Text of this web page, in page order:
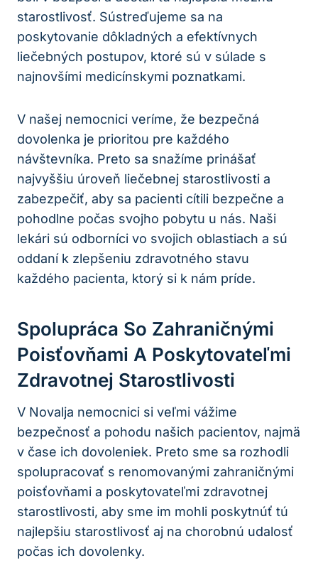
starostlivosť. Sústreďujeme sa na
poskytovanie dôkladných a efektívnych
liečebných postupov, ktoré sú v súlade s
najnovšími medicínskymi poznatkami.
V našej nemocnici veríme, že bezpečná
dovolenka je prioritou pre každého
návštevníka. Preto sa snažíme prinášať
najvyššiu úroveň liečebnej starostlivosti a
zabezpečiť, aby sa pacienti cítili bezpečne a
pohodlne počas svojho pobytu u nás. Naši
lekári sú odborníci vo svojich oblastiach a sú
oddaní k zlepšeniu zdravotného stavu
každého pacienta, ktorý si k nám príde.
Spolupráca So Zahraničnými
Poisťovňami A Poskytovateľmi
Zdravotnej Starostlivosti
V Novalja nemocnici si veľmi vážime
bezpečnosť a pohodu našich pacientov, najmä
v čase ich dovoleniek. Preto sme sa rozhodli
spolupracovať s renomovanými zahraničnými
poisťovňami a poskytovateľmi zdravotnej
starostlivosti, aby sme im mohli poskytnúť tú
najlepšiu starostlivosť aj na chorobnú udalosť
počas ich dovolenky.